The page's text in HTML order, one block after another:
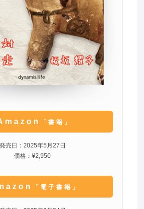
「書籍」
発売日：2025年5月27日
価格：¥2,950
「電子書籍」